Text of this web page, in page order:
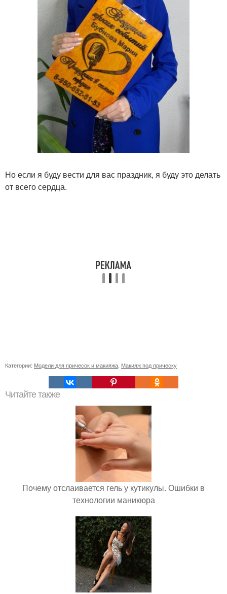
Но если я буду вести для вас праздник, я буду это делать
от всего сердца.
Категории: Модели для причесок и макияжа Макияж под прическу
Читайте также
Почему отслаивается гель у кутикулы. Ошибки в
технологии маникюра